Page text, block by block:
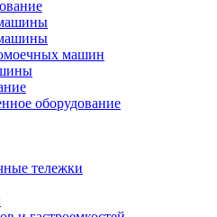
машин
оборудование
тележки